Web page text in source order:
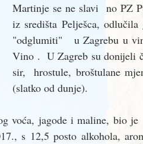
Martinje se ne slavi  no PZ
iz središta Pelješca,
"odglumiti"   u Zagrebu u
Vino .  U Zagreb su donijeli
sir,  hrostule, broštulane
(slatko od dunje).
voća, jagode i maline, bio
s 12,5 posto alkohola,